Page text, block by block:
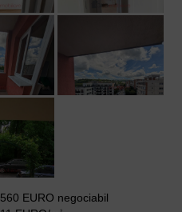
560 EURO negociabil